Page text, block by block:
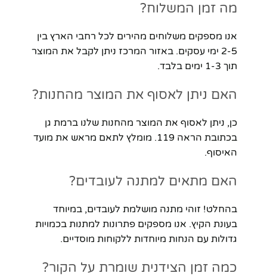
מה זמן המשלוח?
אנו מספקים משלוחים מהירים לכל רחבי הארץ בין
2-5 ימי עסקים. באזור המרכז ניתן לקבל את המוצר
תוך 1-3 ימים בלבד.
האם ניתן לאסוף את המוצר מהחנות?
כן, ניתן לאסוף את המוצר מהחנות שלנו ברמת גן
בכתובת הראה 119. מומלץ לתאם מראש את מועד
האיסוף.
האם מתאים למתנה לעובדים?
בהחלט! זוהי מתנה מושלמת לעובדים, במיוחד
בעונת הקיץ. אנו מספקים פתרונות למתנות בכמויות
גדולות עם הנחות מיוחדות ללקוחות מוסדיים.
כמה זמן הצידנית שומרת על הקור?